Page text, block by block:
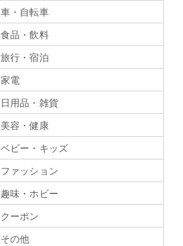
車・自転車
食品・飲料
旅行・宿泊
家電
日用品・雑貨
美容・健康
ベビー・キッズ
ファッション
趣味・ホビー
クーポン
その他